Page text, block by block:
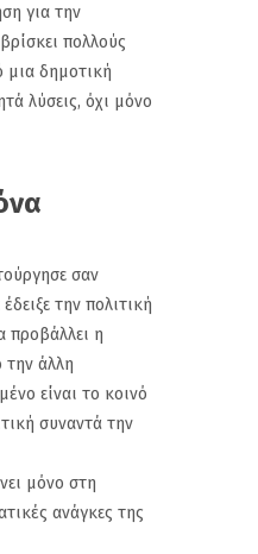
για την
πολλούς
δημοτική
λύσεις, όχι μόνο
σαν
την πολιτική
προβάλλει η
την άλλη
είναι το κοινό
συναντά την
μόνο στη
ανάγκες της